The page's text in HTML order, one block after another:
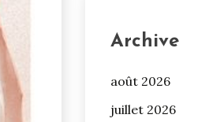
Archive
août 2026
juillet 2026